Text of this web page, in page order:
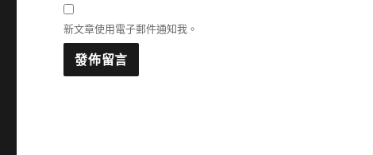
新文章使用電子郵件通知我。